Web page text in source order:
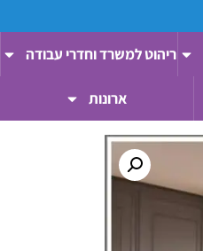
ריהוט למשרד וחדרי עבודה
ארונות